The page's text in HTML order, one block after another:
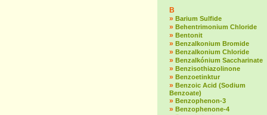
B
» Barium Sulfide
» Behentrimonium Chloride
» Bentonit
» Benzalkonium Bromide
» Benzalkonium Chloride
» Benzalkónium Saccharinate
» Benzisothiazolinone
» Benzoetinktur
» Benzoic Acid (Sodium
Benzoate)
» Benzophenon-3
» Benzophenone-4